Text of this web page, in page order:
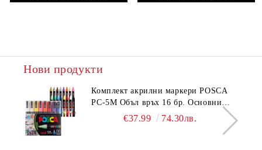
Нови продукти
Комплeкт акрилни маркери POSCA
PC-5M Объл връх 16 бр. Основни
€37.99 74.30лв.